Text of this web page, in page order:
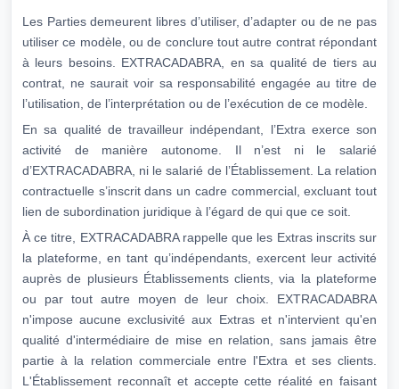
Les Parties demeurent libres d’utiliser, d’adapter ou de ne pas
utiliser ce modèle, ou de conclure tout autre contrat répondant
à leurs besoins. EXTRACADABRA, en sa qualité de tiers au
contrat, ne saurait voir sa responsabilité engagée au titre de
l’utilisation, de l’interprétation ou de l’exécution de ce modèle.
En sa qualité de travailleur indépendant, l’Extra exerce son
activité de manière autonome. Il n’est ni le salarié
d’EXTRACADABRA, ni le salarié de l’Établissement. La relation
contractuelle s’inscrit dans un cadre commercial, excluant tout
lien de subordination juridique à l’égard de qui que ce soit.
À ce titre, EXTRACADABRA rappelle que les Extras inscrits sur
la plateforme, en tant qu’indépendants, exercent leur activité
auprès de plusieurs Établissements clients, via la plateforme
ou par tout autre moyen de leur choix. EXTRACADABRA
n'impose aucune exclusivité aux Extras et n'intervient qu'en
qualité d'intermédiaire de mise en relation, sans jamais être
partie à la relation commerciale entre l'Extra et ses clients.
L'Établissement reconnaît et accepte cette réalité en faisant